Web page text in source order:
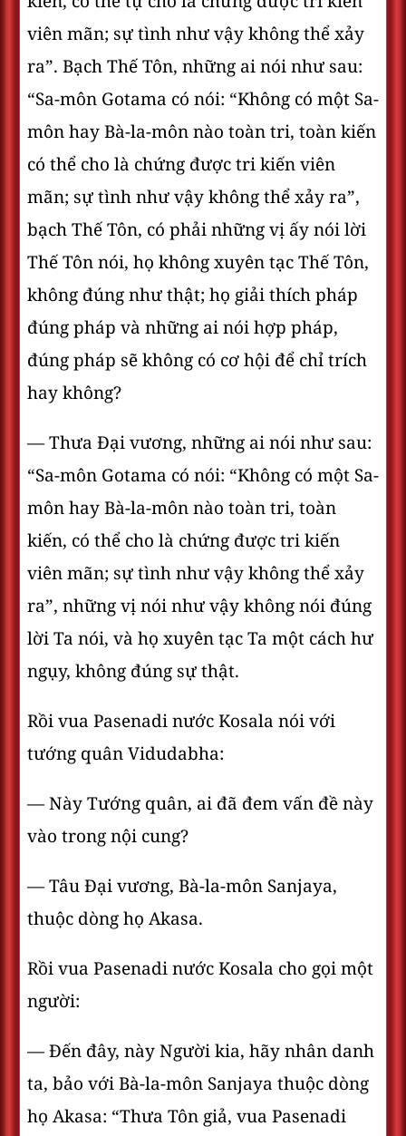
viên mãn; sự tình như vậy không thể xảy
ra”. Bạch Thế Tôn, những ai nói như sau:
“Sa-môn Gotama có nói: “Không có một Sa-
môn hay Bà-la-môn nào toàn tri, toàn kiến
có thể cho là chứng được tri kiến viên
mãn; sự tình như vậy không thể xảy ra”,
bạch Thế Tôn, có phải những vị ấy nói lời
Thế Tôn nói, họ không xuyên tạc Thế Tôn,
không đúng như thật; họ giải thích pháp
đúng pháp và những ai nói hợp pháp,
đúng pháp sẽ không có cơ hội để chỉ trích
hay không?
— Thưa Ðại vương, những ai nói như sau:
“Sa-môn Gotama có nói: “Không có một Sa-
môn hay Bà-la-môn nào toàn tri, toàn
kiến, có thể cho là chứng được tri kiến
viên mãn; sự tình như vậy không thể xảy
ra”, những vị nói như vậy không nói đúng
lời Ta nói, và họ xuyên tạc Ta một cách hư
ngụy, không đúng sự thật.
Rồi vua Pasenadi nước Kosala nói với
tướng quân Vidudabha:
— Này Tướng quân, ai đã đem vấn đề này
vào trong nội cung?
— Tâu Ðại vương, Bà-la-môn Sanjaya,
thuộc dòng họ Akasa.
Rồi vua Pasenadi nước Kosala cho gọi một
người:
— Ðến đây, này Người kia, hãy nhân danh
ta, bảo với Bà-la-môn Sanjaya thuộc dòng
họ Akasa: “Thưa Tôn giả, vua Pasenadi